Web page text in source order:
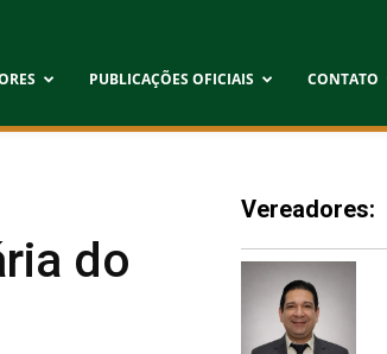
PUBLICAÇÕES OFICIAIS CONTATO
do
Vereadores: